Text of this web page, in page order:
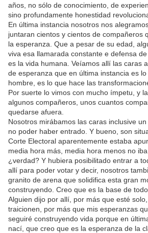
años, no sólo de conocimiento, de
sino profundamente honestidad
En última instancia nosotros nos
juntaran cientos y cientos de compañeros
la esperanza. Que a pesar de su edad,
viva esa llamarada constante e defensa
es la vida humana. Veíamos allí las caras
de esperanza que en última instancia es
hombre, es lo que hace las
Por suerte lo vimos con mucho ímpetu, y
algunos compañeros, unos cuantos
quedarse afuera.
Nosotros mirábamos las caras inclusive
no poder haber entrado. Y bueno, son
Corte Electoral aparentemente estaba
media hora más, media hora menos no
¿verdad? Y hubiera posibilitado entrar a
allí para poder votar y decir, nosotros
granito de arena que solidifica esta gran
construyendo. Creo que es la base de
Alguien dijo por allí, por más que esté
traicionen, por más que mis esperanzas
seguiré construyendo vida porque en
nací, que creo que es la esperanza de la